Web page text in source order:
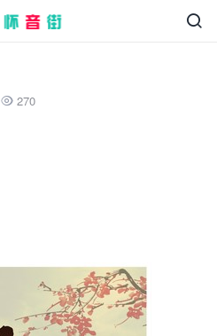

 270